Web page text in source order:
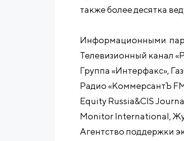
также более десятка
Информационными
Телевизионный канал
Группа «Интерфакс»,
Радио «КоммерсантЪ
Equity Russia&CIS
Monitor International,
Агентство поддержки